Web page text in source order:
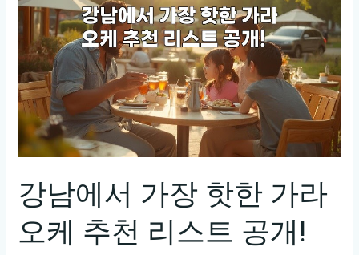
는
완
벽
한
가
라
오
케
핫
플
레
이
강남에서 가장 핫한 가라
오케 추천 리스트 공개!